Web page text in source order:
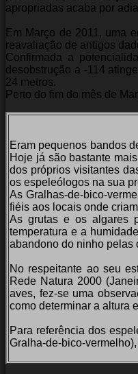
apropriadas acaba por
Em Março de 2011, uma
reavaliação de antigos
Confirmada a
desobstrução a ‑114
24 metros.
Perto do fim do mês de
Eram pequenos bandos
Hoje já são bastante
dos próprios visitantes
os espeleólogos na sua
As Gralhas-de-bico-
fiéis aos locais onde
As grutas e os algares
temperatura e a
abandono do ninho pelas
No respeitante ao seu
Rede Natura 2000
aves, fez-se uma
como determinar a altura
Para referência dos
Gralha-de-bico-